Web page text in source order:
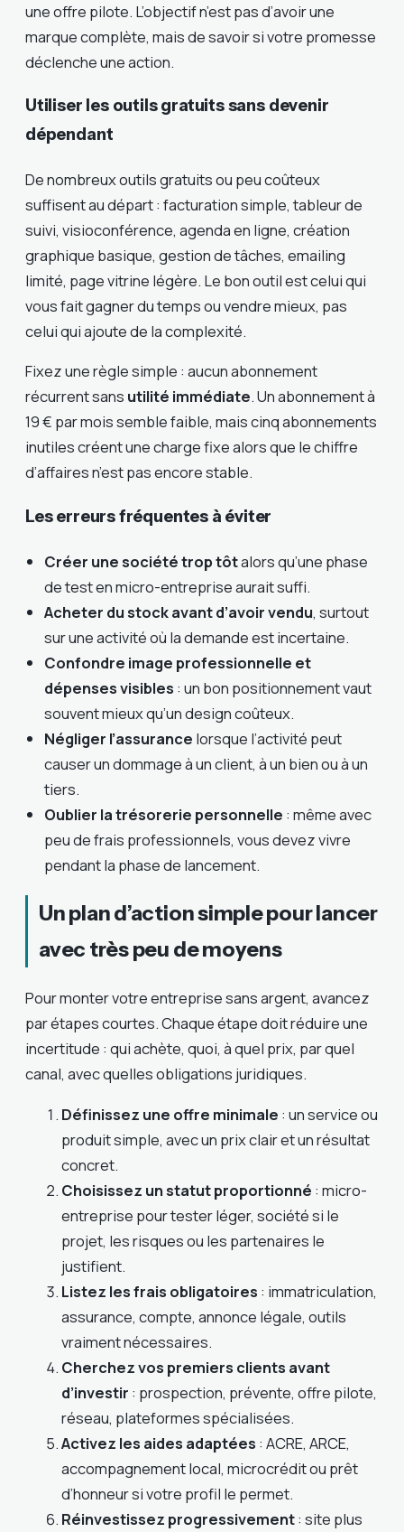
une offre pilote. L’objectif n’est pas d’avoir une
marque complète, mais de savoir si votre promesse
déclenche une action.
Utiliser les outils gratuits sans devenir
dépendant
De nombreux outils gratuits ou peu coûteux
suffisent au départ : facturation simple, tableur de
suivi, visioconférence, agenda en ligne, création
graphique basique, gestion de tâches, emailing
limité, page vitrine légère. Le bon outil est celui qui
vous fait gagner du temps ou vendre mieux, pas
celui qui ajoute de la complexité.
Fixez une règle simple : aucun abonnement
récurrent sans utilité immédiate. Un abonnement à
19 € par mois semble faible, mais cinq abonnements
inutiles créent une charge fixe alors que le chiffre
d’affaires n’est pas encore stable.
Les erreurs fréquentes à éviter
Créer une société trop tôtalors qu’une phase
de test en micro-entreprise aurait suffi.
Acheter du stock avant d’avoir vendu, surtout
sur une activité où la demande est incertaine.
Confondre image professionnelle et
dépenses visibles : un bon positionnement vaut
souvent mieux qu’un design coûteux.
Négliger l’assurance lorsque l’activité peut
causer un dommage à un client, à un bien ou à un
tiers.
Oublier la trésorerie personnelle : même avec
peu de frais professionnels, vous devez vivre
pendant la phase de lancement.
Un plan d’action simple pour lancer
avec très peu de moyens
Pour monter votre entreprise sans argent, avancez
par étapes courtes. Chaque étape doit réduire une
incertitude : qui achète, quoi, à quel prix, par quel
canal, avec quelles obligations juridiques.
Définissez une offre minimale : un service ou
produit simple, avec un prix clair et un résultat
concret.
Choisissez un statut proportionné : micro-
entreprise pour tester léger, société si le
projet, les risques ou les partenaires le
justifient.
Listez les frais obligatoires : immatriculation,
assurance, compte, annonce légale, outils
vraiment nécessaires.
Cherchez vos premiers clients avant
d’investir : prospection, prévente, offre pilote,
réseau, plateformes spécialisées.
Activez les aides adaptées : ACRE, ARCE,
accompagnement local, microcrédit ou prêt
d’honneur si votre profil le permet.
Réinvestissez progressivement: site plus